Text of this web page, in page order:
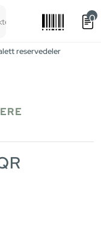
0
reservedeler